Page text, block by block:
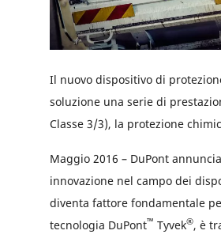
Il nuovo dispositivo di
soluzione una serie di
Classe 3/3), la protezione
Maggio 2016 – DuPont
innovazione nel campo dei
diventa fattore fondamentale
tecnologia DuPont™ Tyvek®, è